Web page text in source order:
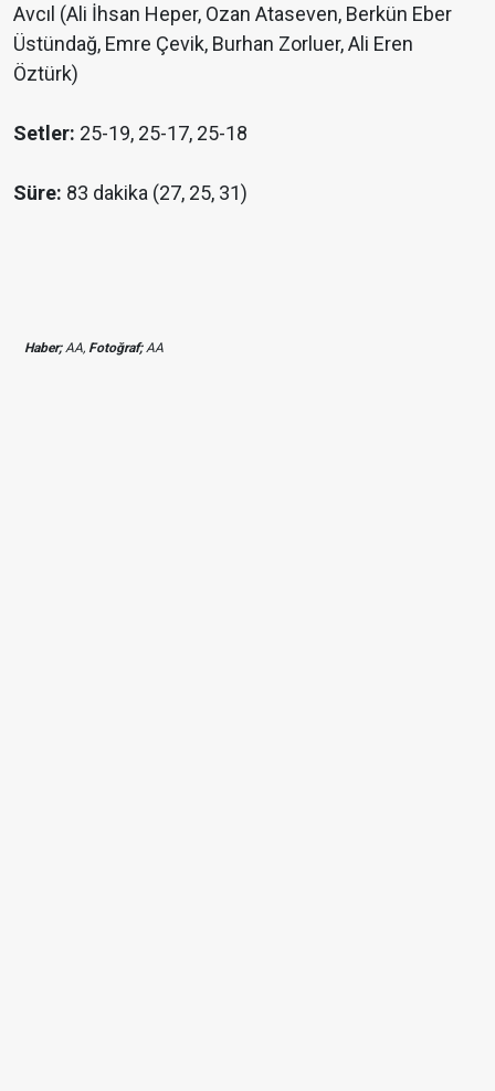
Avcıl (Ali İhsan Heper, Ozan Ataseven, Berkün Eber
Üstündağ, Emre Çevik, Burhan Zorluer, Ali Eren
Öztürk)
Setler: 25-19, 25-17, 25-18
Süre: 83 dakika (27, 25, 31)
Haber;AA, Fotoğraf;AA